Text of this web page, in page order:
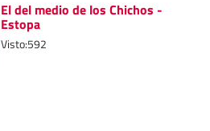
El del medio de los Chichos -
Estopa
Visto:592